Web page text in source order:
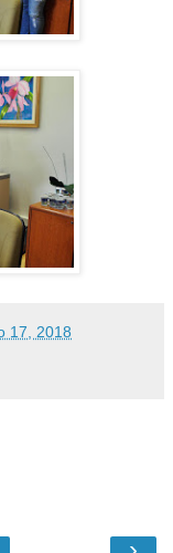
17, 2018